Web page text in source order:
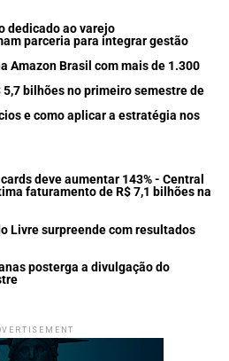
dedicado ao varejo
parceria para integrar gestão
Amazon Brasil com mais de 1.300
bilhões no primeiro semestre de
e como aplicar a estratégia nos
deve aumentar 143% - Central
faturamento de R$ 7,1 bilhões na
Livre surpreende com resultados
posterga a divulgação do